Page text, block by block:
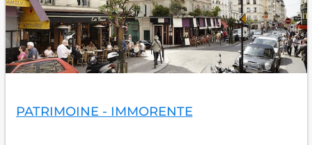
PATRIMOINE - IMMORENTE